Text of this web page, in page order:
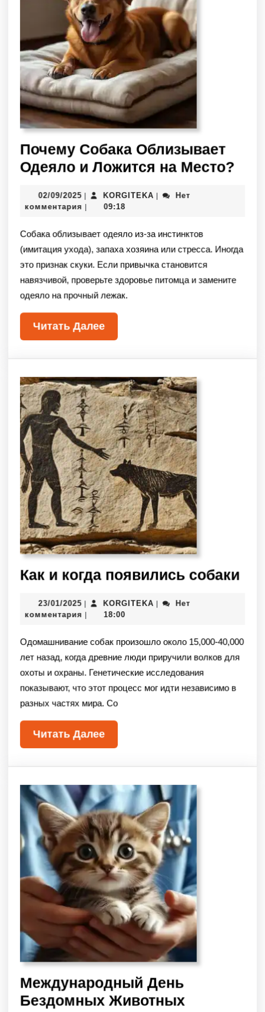
Почему Собака Облизывает
Одеяло и Ложится на Место?
02/09/2025 | KORGITEKA |
Нет
комментария | 09:18
Собака облизывает одеяло из-за инстинктов
(имитация ухода), запаха хозяина или стресса. Иногда
это признак скуки. Если привычка становится
навязчивой, проверьте здоровье питомца и замените
одеяло на прочный лежак.
Читать Далее
Как и когда появились собаки
23/01/2025 KORGITEKA
Нет
комментария
18:00
Одомашнивание собак произошло около 15,000-40,000
лет назад, когда древние люди приручили волков для
охоты и охраны. Генетические исследования
показывают, что этот процесс мог идти независимо в
разных частях мира. Со
Читать Далее
Международный День
Бездомных Животных